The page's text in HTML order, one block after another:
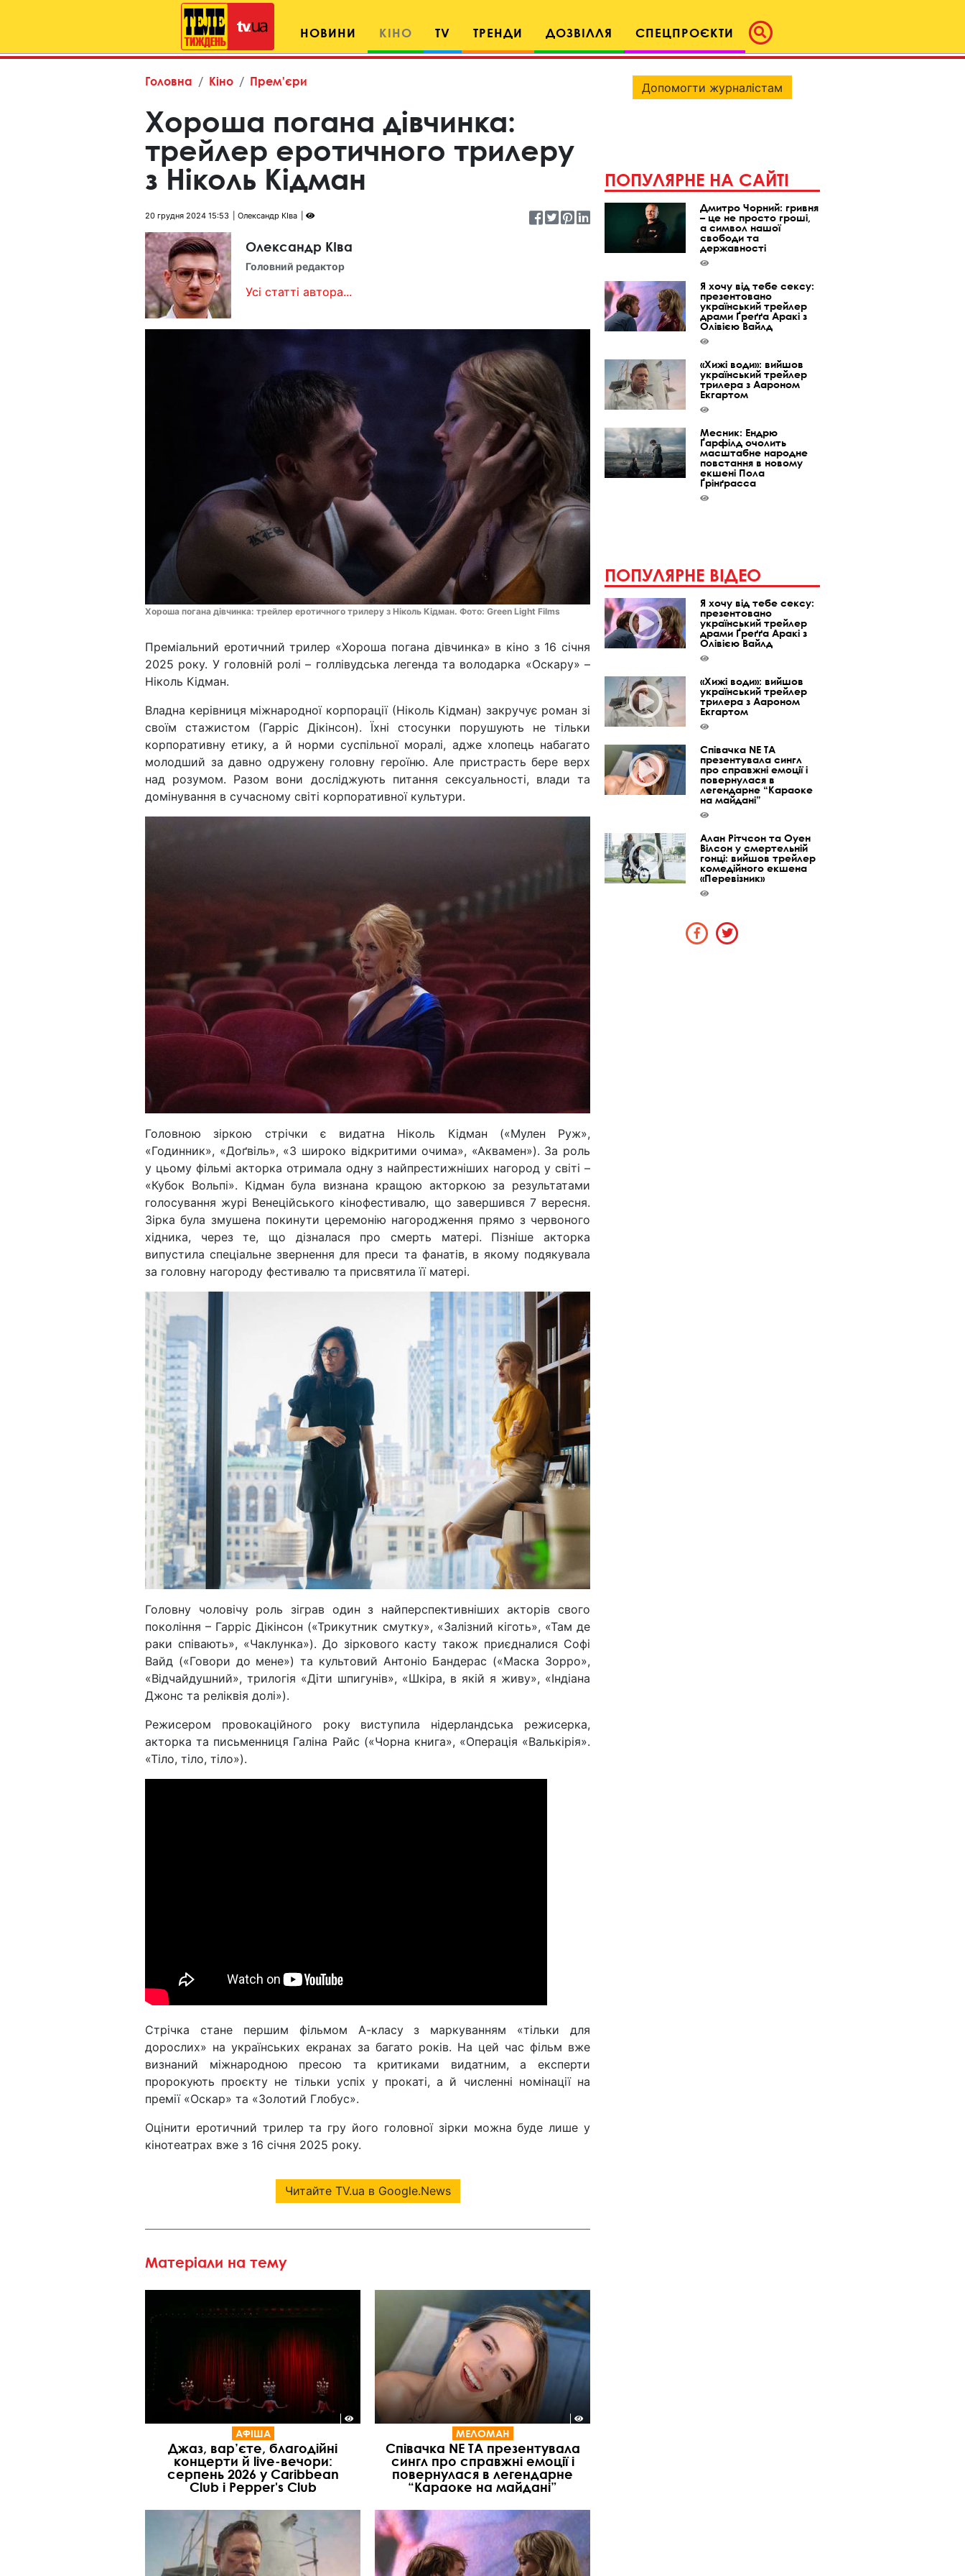
НОВИНИ КІНО TV ТРЕНДИ ДОЗВІЛЛЯ СПЕЦПРОЄКТИ
Головна Кіно Прем'єри
Хороша погана дівчинка:
трейлер еротичного трилеру
з Ніколь Кідман
20 грудня 2024 15:53 Олександр КІва
Олександр КІва
Головний редактор
Усі статті автора...
Хороша погана дівчинка: трейлер еротичного трилеру з Ніколь Кідман. Фото: Green Light Films
Преміальний еротичний трилер «Хороша погана дівчинка» в кіно з 16 січня
2025 року. У головній ролі – голлівудська легенда та володарка «Оскару» –
Ніколь Кідман.
Владна керівниця міжнародної корпорації (Ніколь Кідман) закручує роман зі
своїм стажистом (Гарріс Дікінсон). Їхні стосунки порушують не тільки
корпоративну етику, а й норми суспільної моралі, адже хлопець набагато
молодший за давно одружену головну героїню. Але пристрасть бере верх
над розумом. Разом вони досліджують питання сексуальності, влади та
домінування в сучасному світі корпоративної культури.
Головною зіркою стрічки є видатна Ніколь Кідман («Мулен Руж»,
«Годинник», «Доґвіль», «З широко відкритими очима», «Аквамен»). За роль
у цьому фільмі акторка отримала одну з найпрестижніших нагород у світі –
«Кубок Вольпі». Кідман була визнана кращою акторкою за результатами
голосування журі Венеційського кінофестивалю, що завершився 7 вересня.
Зірка була змушена покинути церемонію нагородження прямо з червоного
хідника, через те, що дізналася про смерть матері. Пізніше акторка
випустила спеціальне звернення для преси та фанатів, в якому подякувала
за головну нагороду фестивалю та присвятила її матері.
Головну чоловічу роль зіграв один з найперспективніших акторів свого
покоління – Гарріс Дікінсон («Трикутник смутку», «Залізний кіготь», «Там де
раки співають», «Чаклунка»). До зіркового касту також приєдналися Софі
Вайд («Говори до мене») та культовий Антоніо Бандерас («Маска Зорро»,
«Відчайдушний», трилогія «Діти шпигунів», «Шкіра, в якій я живу», «Індіана
Джонс та реліквія долі»).
Режисером провокаційного року виступила нідерландська режисерка,
акторка та письменниця Галіна Райс («Чорна книга», «Операція «Валькірія».
«Тіло, тіло, тіло»).
Стрічка стане першим фільмом А-класу з маркуванням «тільки для
дорослих» на українських екранах за багато років. На цей час фільм вже
визнаний міжнародною пресою та критиками видатним, а експерти
пророкують проєкту не тільки успіх у прокаті, а й численні номінації на
премії «Оскар» та «Золотий Глобус».
Оцінити еротичний трилер та гру його головної зірки можна буде лише у
кінотеатрах вже з 16 січня 2025 року.
Читайте TV.ua в Google.News
Матеріали на тему
АФІША
Джаз, вар’єте, благодійні
концерти й live-вечори:
серпень 2026 у Caribbean
Club і Pepper's Club
МЕЛОМАН
Співачка NE TA презентувала
сингл про справжні емоції і
повернулася в легендарне
“Караоке на майдані”
Допомогти журналістам
ПОПУЛЯРНЕ НА САЙТІ
Дмитро Чорний: гривня
– це не просто гроші,
а символ нашої
свободи та
державності
Я хочу від тебе сексу:
презентовано
український трейлер
драми Ґреґґа Аракі з
Олівією Вайлд
«Хижі води»: вийшов
український трейлер
трилера з Аароном
Екгартом
Месник: Ендрю
Ґарфілд очолить
масштабне народне
повстання в новому
екшені Пола
Ґрінґрасса
ПОПУЛЯРНЕ ВІДЕО
Я хочу від тебе сексу:
презентовано
український трейлер
драми Ґреґґа Аракі з
Олівією Вайлд
«Хижі води»: вийшов
український трейлер
трилера з Аароном
Екгартом
Співачка NE TA
презентувала сингл
про справжні емоції і
повернулася в
легендарне “Караоке
на майдані”
Алан Рітчсон та Оуен
Вілсон у смертельній
гонці: вийшов трейлер
комедійного екшена
«Перевізник»